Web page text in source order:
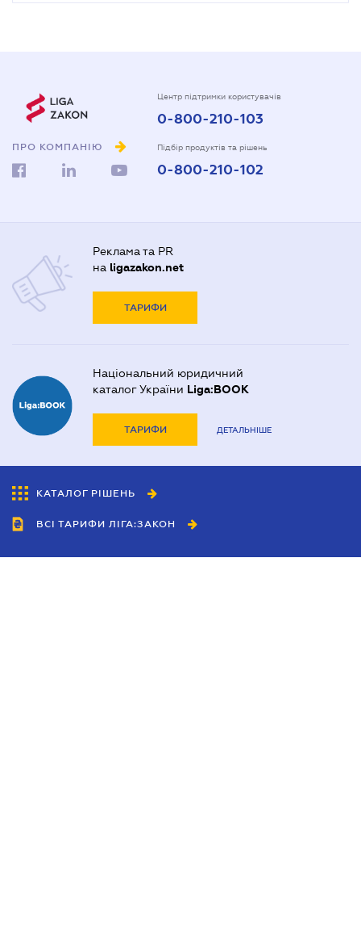
ПРО КОМПАНІЮ
Центр підтримки користувачів
0-800-210-103
Підбір продуктів та рішень
0-800-210-102
Реклама та PR
на ligazakon.net
ТАРИФИ
Національний юридичний
каталог України Liga:BOOK
ТАРИФИ ДЕТАЛЬНІШЕ
КАТАЛОГ РІШЕНЬ
ВСІ ТАРИФИ ЛІГА:ЗАКОН